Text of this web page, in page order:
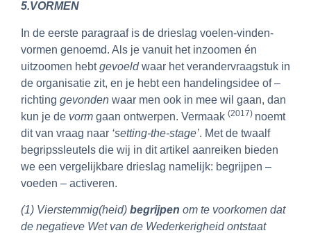
5.VORMEN
In de eerste paragraaf is de drieslag voelen-vinden-
vormen genoemd. Als je vanuit het inzoomen én
uitzoomen hebtgevoeldwaar het verandervraagstuk in
de organisatie zit, en je hebt een handelingsidee of –
richting gevonden waar men ook in mee wil gaan, dan
kun je de vorm gaan ontwerpen. Vermaak (2017) noemt
dit van vraag naar ‘setting-the-stage’. Met de twaalf
begripssleutels die wij in dit artikel aanreiken bieden
we een vergelijkbare drieslag namelijk: begrijpen –
voeden – activeren.
(1) Vierstemmig(heid) begrijpen om te voorkomen dat
de negatieve Wet van de Wederkerigheid ontstaat